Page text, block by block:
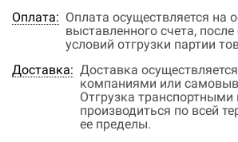
Оплата: Оплата осуществляется на
выставленного счета,
условий отгрузки партии
Доставка: Доставка
компаниями или
Отгрузка
производиться по всей
ее пределы.